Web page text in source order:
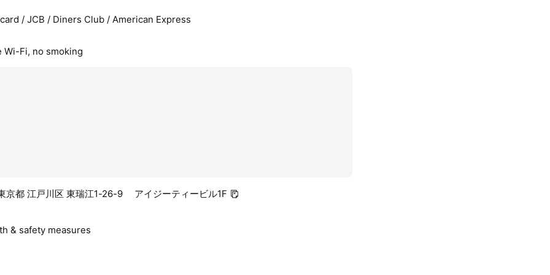
/ JCB / Diners Club / American Express
Wi-Fi, no smoking
京都 江戸川区 東瑞江1-26-9 アイジーティービル1F
& safety measures